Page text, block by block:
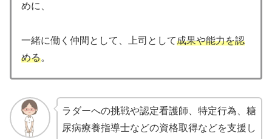
めに、
一緒に働く仲間として、上司として成果や能力を認
める。
ラダーへの挑戦や認定看護師、特定行為、糖
尿病療養指導士などの資格取得などを支援し